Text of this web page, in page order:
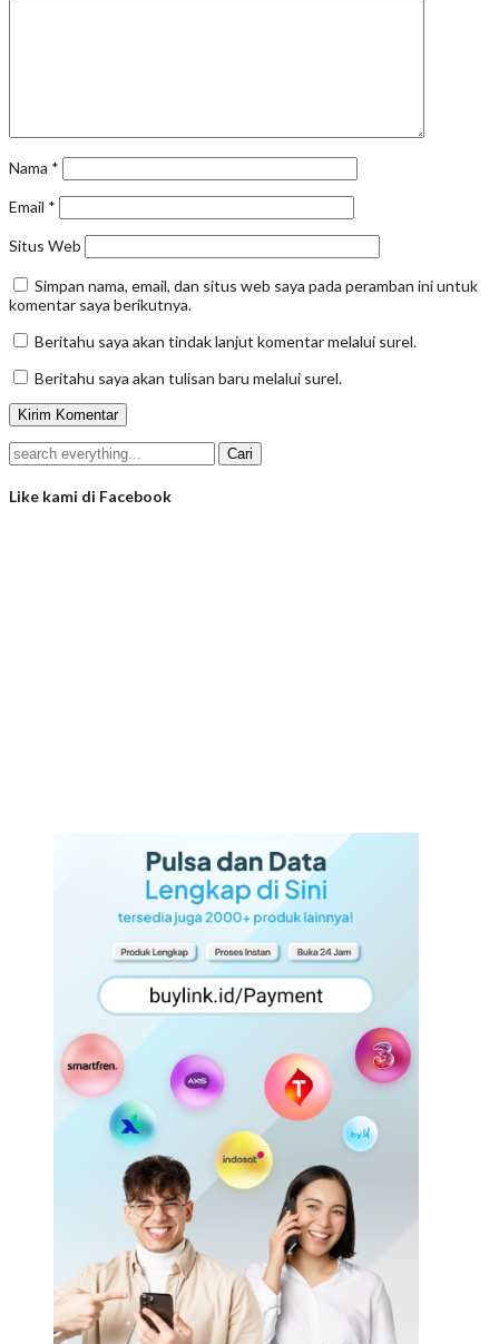
Nama *
Email *
Situs Web
Simpan nama, email, dan situs web saya pada peramban ini untuk
komentar saya berikutnya.
Beritahu saya akan tindak lanjut komentar melalui surel.
Beritahu saya akan tulisan baru melalui surel.
Like kami di Facebook